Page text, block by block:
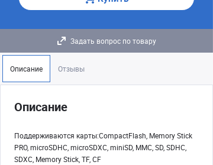
Задать вопрос по товару
Описание Отзывы
Описание
Поддерживаются карты:CompactFlash, Memory Stick
PRO, microSDHC, microSDXC, miniSD, MMC, SD, SDHC,
SDXC, Memory Stick, TF, CF